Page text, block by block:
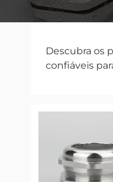
Descubra os
confiáveis